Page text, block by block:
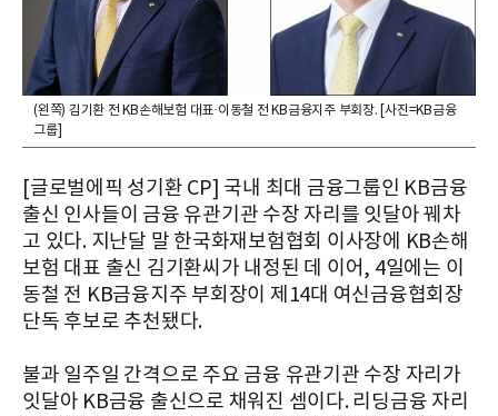
(왼쪽) 김기환 전 KB손해보험 대표·이동철 전 KB금융지주 부회장. [사진=KB금융
그룹]
[글로벌에픽 성기환 CP] 국내 최대 금융그룹인 KB금융
출신 인사들이 금융 유관기관 수장 자리를 잇달아 꿰차
고 있다. 지난달 말 한국화재보험협회 이사장에 KB손해
보험 대표 출신 김기환씨가 내정된 데 이어, 4일에는 이
동철 전 KB금융지주 부회장이 제14대 여신금융협회장
단독 후보로 추천됐다.
불과 일주일 간격으로 주요 금융 유관기관 수장 자리가
잇달아 KB금융 출신으로 채워진 셈이다. 리딩금융 자리